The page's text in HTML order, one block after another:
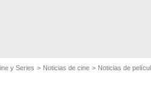
y Series Noticias de cine Noticias de